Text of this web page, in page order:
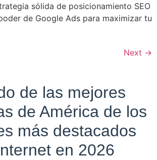
sólida de posicionamiento SEO
de Google Ads para maximizar tu
Next →
de las mejores
de América de los
más destacados
en 2026